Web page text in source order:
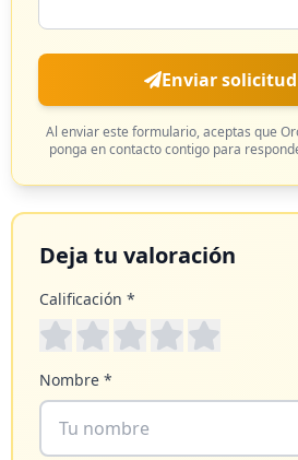
Enviar solicitud
Al enviar este formulario, aceptas que
ponga en contacto contigo para
Deja tu valoración
Calificación *
Nombre *